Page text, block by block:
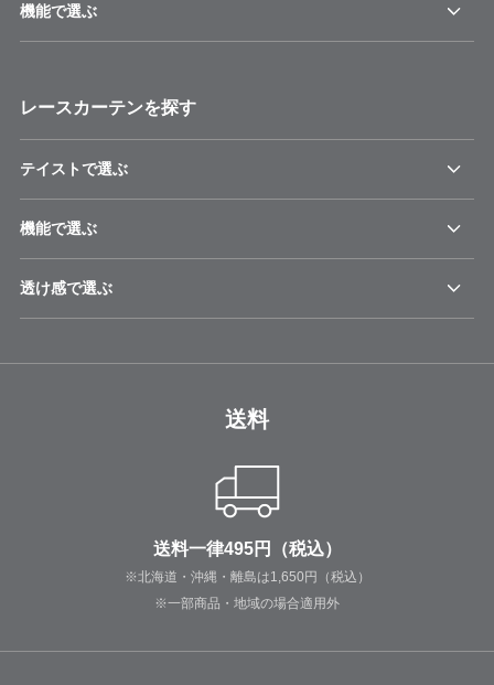
機能で選ぶ
レースカーテンを探す
テイストで選ぶ
機能で選ぶ
透け感で選ぶ
送料
送料一律495円（税込）
※北海道・沖縄・離島は1,650円（税込）
※一部商品・地域の場合適用外